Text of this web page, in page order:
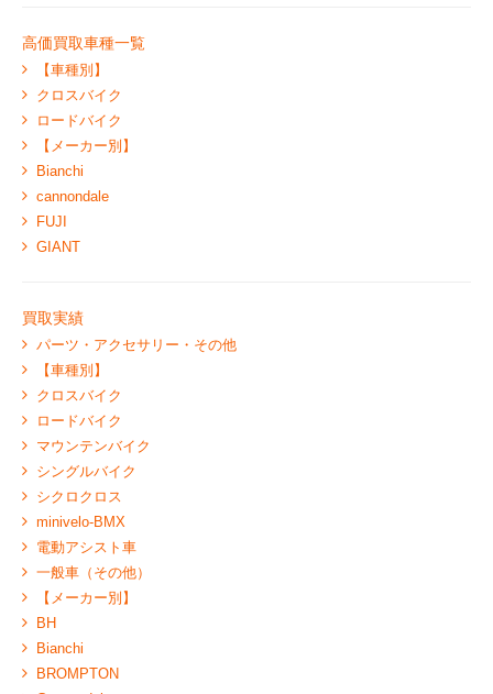
高価買取車種一覧
【車種別】
クロスバイク
ロードバイク
【メーカー別】
Bianchi
cannondale
FUJI
GIANT
買取実績
パーツ・アクセサリー・その他
【車種別】
クロスバイク
ロードバイク
マウンテンバイク
シングルバイク
シクロクロス
minivelo-BMX
電動アシスト車
一般車（その他）
【メーカー別】
BH
Bianchi
BROMPTON